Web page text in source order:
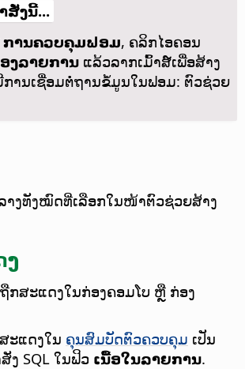
ສັ່ງນີ້...
ການຄວບຄຸມຟອມ, ຄລິກໄອຄອນ
ງລາຍການແລ້ວລາກເມົ້າສ໌ເພື່ອສ້າງ
ການເຊື່ອມຕໍ່ຖານຂໍ້ມູນໃນຟອມ: ຕົວຊ່ວຍ
າງທັງໝົດທີ່ເລືອກໃນໜ້າຕົວຊ່ວຍສ້າງ
ກສະແດງໃນກ່ອງຄອມໂບ ຫຼື ກ່ອງ
ະແດງໃນ ຄຸນສົມບັດຕົວຄວບຄຸມ ເປັນ
ງ SQL ໃນຟິວ ເນື້ອໃນລາຍການ.